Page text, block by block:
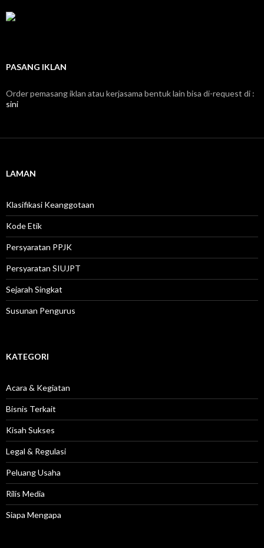
PASANG IKLAN
Order pemasang iklan atau kerjasama bentuk lain bisa di-request di :
sini
LAMAN
Klasifikasi Keanggotaan
Kode Etik
Persyaratan PPJK
Persyaratan SIUJPT
Sejarah Singkat
Susunan Pengurus
KATEGORI
Acara & Kegiatan
Bisnis Terkait
Kisah Sukses
Legal & Regulasi
Peluang Usaha
Rilis Media
Siapa Mengapa